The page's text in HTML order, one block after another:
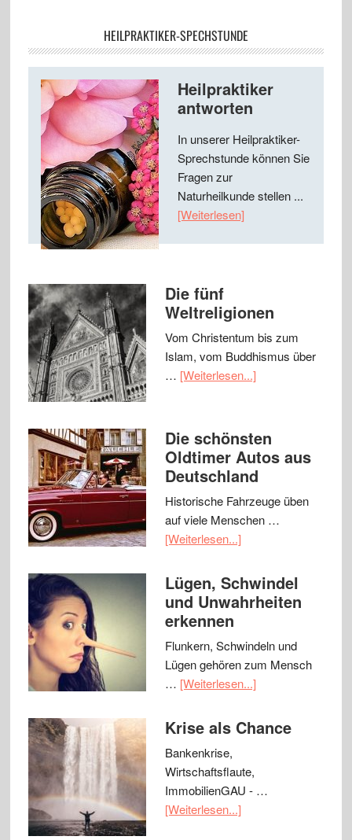
HEILPRAKTIKER-SPECHSTUNDE
Heilpraktiker
antworten
In unserer Heilpraktiker-
Sprechstunde können Sie
Fragen zur
Naturheilkunde stellen ...
[Weiterlesen]
Die fünf
Weltreligionen
Vom Christentum bis zum
Islam, vom Buddhismus über
… [Weiterlesen...]
Die schönsten
Oldtimer Autos aus
Deutschland
Historische Fahrzeuge üben
auf viele Menschen …
[Weiterlesen...]
Lügen, Schwindel
und Unwahrheiten
erkennen
Flunkern, Schwindeln und
Lügen gehören zum Mensch
… [Weiterlesen...]
Krise als Chance
Bankenkrise,
Wirtschaftsflaute,
ImmobilienGAU - …
[Weiterlesen...]